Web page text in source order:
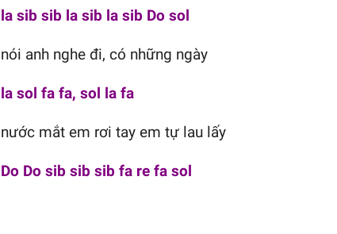
la sib sib la sib la sib Do sol
nói anh nghe đi, có những ngày
la sol fa fa, sol la fa
nước mắt em rơi tay em tự lau lấy
Do Do sib sib sib fa re fa sol